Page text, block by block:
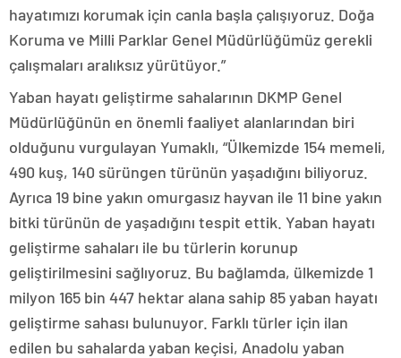
hayatımızı korumak için canla başla çalışıyoruz. Doğa
Koruma ve Milli Parklar Genel Müdürlüğümüz gerekli
çalışmaları aralıksız yürütüyor.”
Yaban hayatı geliştirme sahalarının DKMP Genel
Müdürlüğünün en önemli faaliyet alanlarından biri
olduğunu vurgulayan Yumaklı, “Ülkemizde 154 memeli,
490 kuş, 140 sürüngen türünün yaşadığını biliyoruz.
Ayrıca 19 bine yakın omurgasız hayvan ile 11 bine yakın
bitki türünün de yaşadığını tespit ettik. Yaban hayatı
geliştirme sahaları ile bu türlerin korunup
geliştirilmesini sağlıyoruz. Bu bağlamda, ülkemizde 1
milyon 165 bin 447 hektar alana sahip 85 yaban hayatı
geliştirme sahası bulunuyor. Farklı türler için ilan
edilen bu sahalarda yaban keçisi, Anadolu yaban